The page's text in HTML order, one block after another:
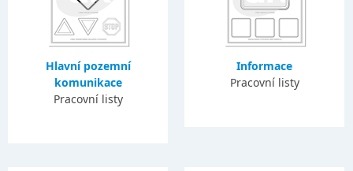
Hlavní pozemní
komunikace
Pracovní listy
Informace
Pracovní listy